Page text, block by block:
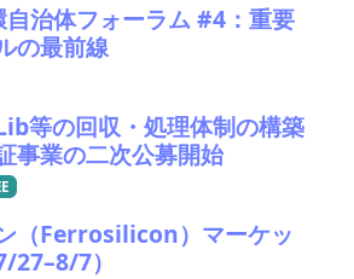
治体フォーラム #4：重要
の最前線
等の回収・処理体制の構築
事業の二次公募開始
（Ferrosilicon）マーケッ
27–8/7）